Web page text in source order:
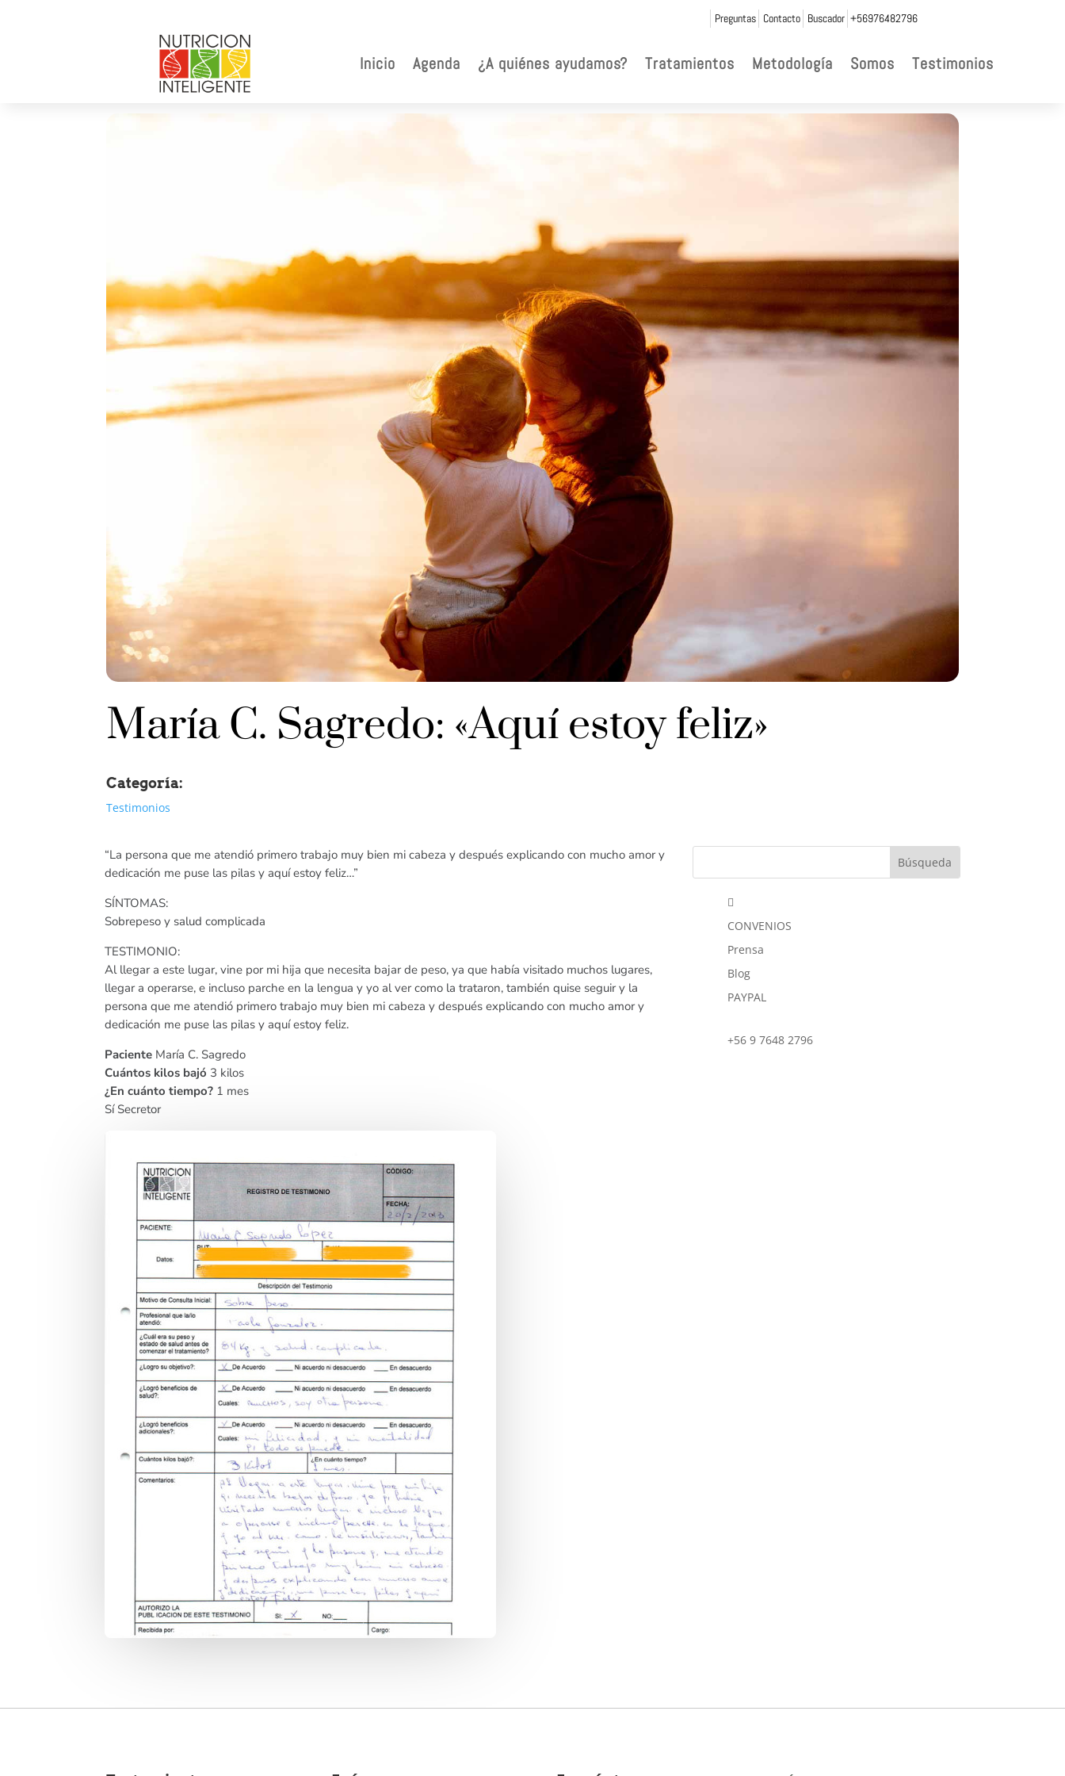
Preguntas Contacto Buscador +56976482796
Inicio Agenda ¿A quiénes ayudamos? Tratamientos Metodología Somos Testimonios
María C. Sagredo: «Aquí estoy feliz»
Categoría:
Testimonios
“La persona que me atendió primero trabajo muy bien mi cabeza y después explicando con mucho amor y
dedicación me puse las pilas y aquí estoy feliz…”
SÍNTOMAS:
Sobrepeso y salud complicada
TESTIMONIO:
Al llegar a este lugar, vine por mi hija que necesita bajar de peso, ya que había visitado muchos lugares,
llegar a operarse, e incluso parche en la lengua y yo al ver como la trataron, también quise seguir y la
persona que me atendió primero trabajo muy bien mi cabeza y después explicando con mucho amor y
dedicación me puse las pilas y aquí estoy feliz.
Paciente María C. Sagredo
Cuántos kilos bajó 3 kilos
¿En cuánto tiempo? 1 mes
Sí Secretor

CONVENIOS
Prensa
Blog
PAYPAL
+56 9 7648 2796